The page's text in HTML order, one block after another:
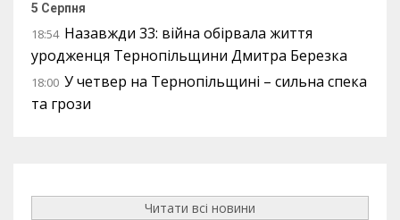
5 Серпня
18:54 Назавжди 33: війна обірвала життя
уродженця Тернопільщини Дмитра Березка
18:00 У четвер на Тернопільщині – сильна спека
та грози
Читати всі новини